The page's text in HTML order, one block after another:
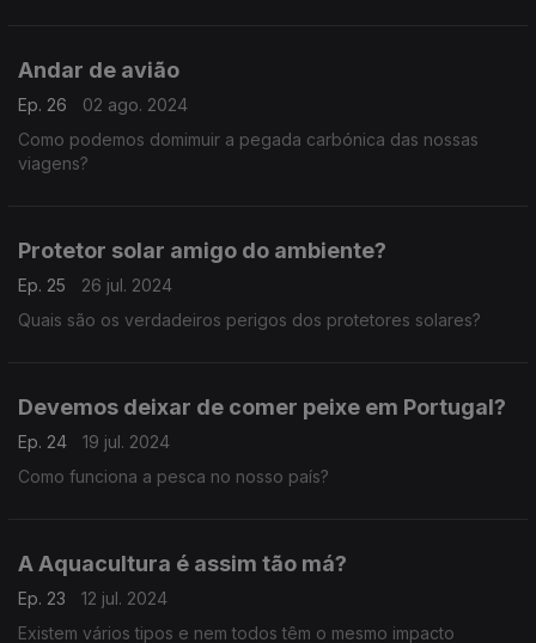
Andar de avião
Ep. 26
02 ago. 2024
Como podemos domimuir a pegada carbónica das nossas
viagens?
Protetor solar amigo do ambiente?
Ep. 25
26 jul. 2024
Quais são os verdadeiros perigos dos protetores solares?
Devemos deixar de comer peixe em Portugal?
Ep. 24
19 jul. 2024
Como funciona a pesca no nosso país?
A Aquacultura é assim tão má?
Ep. 23
12 jul. 2024
Existem vários tipos e nem todos têm o mesmo impacto